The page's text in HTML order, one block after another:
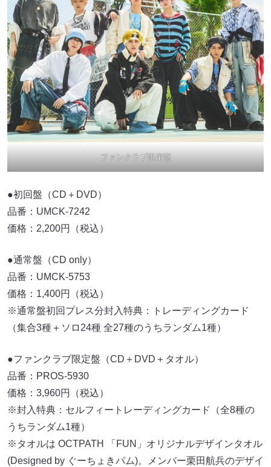
ファンクラブ限定盤
●初回盤（CD＋DVD）
品番：UMCK-7242
価格：2,200円（税込）
●通常盤（CD only）
品番：UMCK-5753
価格：1,400円（税込）
※通常盤初回プレス分封入特典：トレーディングカード
（集合3種＋ソロ24種 全27種のうちランダム1種）
●ファンクラブ限定盤（CD＋DVD＋タオル）
品番：PROS-5930
価格：3,960円（税込）
※封入特典：セルフィートレーディングカード（全8種の
うちランダム1種）
※タオルは OCTPATH 「FUN」オリジナルデザインタオル
(Designed by ぐーちょきパム)。メンバー栗田航兵のデザイ